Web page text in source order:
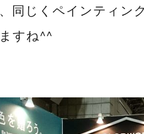
同じくペインティン
すね^^